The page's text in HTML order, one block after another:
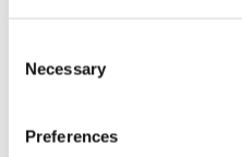
Selection
Necessary
Preferences
ERSATZTEIL-VERZEICHNIS